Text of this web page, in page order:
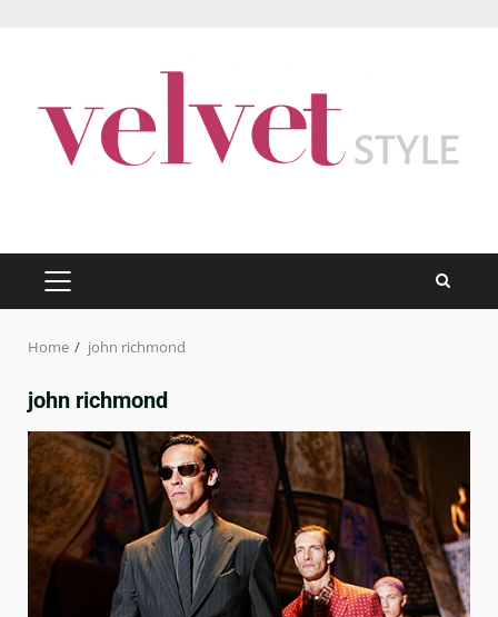
PRIMARY
MENU
Home john richmond
john richmond